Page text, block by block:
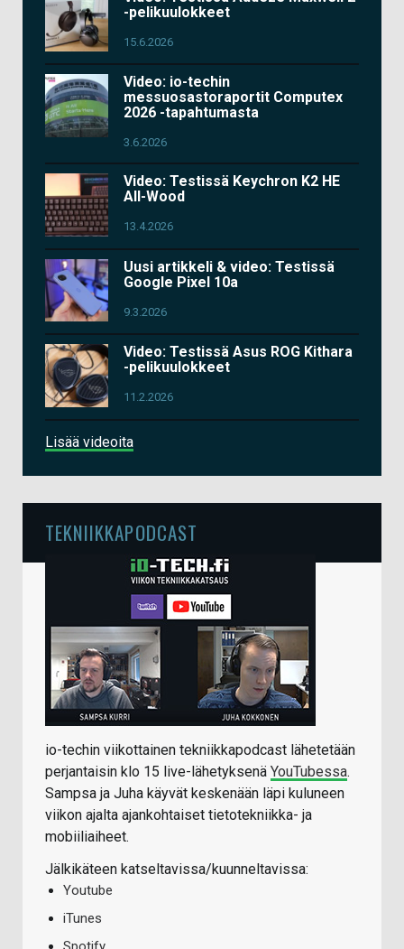
-pelikuulokkeet
15.6.2026
Video: io-techin
messuosastoraportit Computex
2026 -tapahtumasta
3.6.2026
Video: Testissä Keychron K2 HE
All-Wood
13.4.2026
Uusi artikkeli & video: Testissä
Google Pixel 10a
9.3.2026
Video: Testissä Asus ROG Kithara
-pelikuulokkeet
11.2.2026
Lisää videoita
TEKNIIKKAPODCAST
io-techin viikottainen tekniikkapodcast lähetetään
perjantaisin klo 15 live-lähetyksenä YouTubessa.
Sampsa ja Juha käyvät keskenään läpi kuluneen
viikon ajalta ajankohtaiset tietotekniikka- ja
mobiiliaiheet.
Jälkikäteen katseltavissa/kuunneltavissa:
Youtube
iTunes